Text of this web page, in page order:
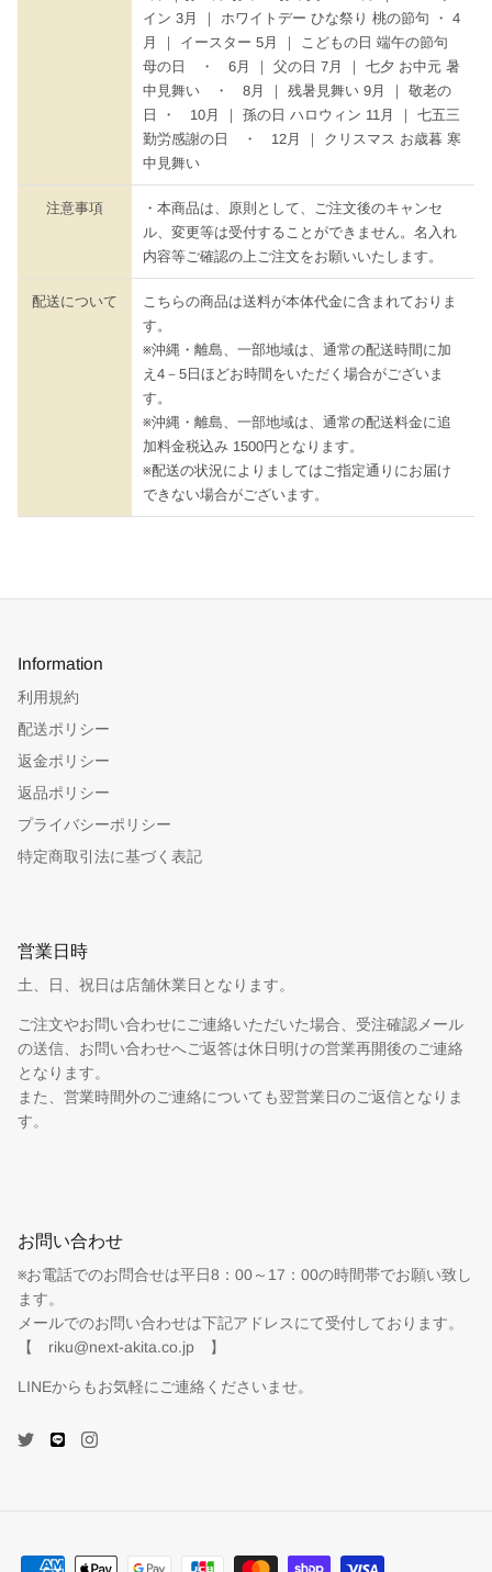
イン 3月 ｜ ホワイトデー ひな祭り 桃の節句 ・ 4
月 ｜ イースター 5月 ｜ こどもの日 端午の節句
母の日 ・ 6月 ｜ 父の日 7月 ｜ 七夕 お中元 暑
中見舞い ・ 8月 ｜ 残暑見舞い 9月 ｜ 敬老の
日 ・ 10月 ｜ 孫の日 ハロウィン 11月 ｜ 七五三
勤労感謝の日 ・ 12月 ｜ クリスマス お歳暮 寒
中見舞い
注意事項
・本商品は、原則として、ご注文後のキャンセ
ル、変更等は受付することができません。名入れ
内容等ご確認の上ご注文をお願いいたします。
配送について
こちらの商品は送料が本体代金に含まれておりま
す。
※沖縄・離島、一部地域は、通常の配送時間に加
え4－5日ほどお時間をいただく場合がございま
す。
※沖縄・離島、一部地域は、通常の配送料金に追
加料金税込み 1500円となります。
※配送の状況によりましてはご指定通りにお届け
できない場合がございます。
Information
利用規約
配送ポリシー
返金ポリシー
返品ポリシー
プライバシーポリシー
特定商取引法に基づく表記
営業日時
土、日、祝日は店舗休業日となります。
ご注文やお問い合わせにご連絡いただいた場合、受注確認メール
の送信、お問い合わせへご返答は休日明けの営業再開後のご連絡
となります。
また、営業時間外のご連絡についても翌営業日のご返信となりま
す。
お問い合わせ
※お電話でのお問合せは平日8：00～17：00の時間帯でお願い致し
ます。
メールでのお問い合わせは下記アドレスにて受付しております。
【 riku@next-akita.co.jp 】
LINEからもお気軽にご連絡くださいませ。